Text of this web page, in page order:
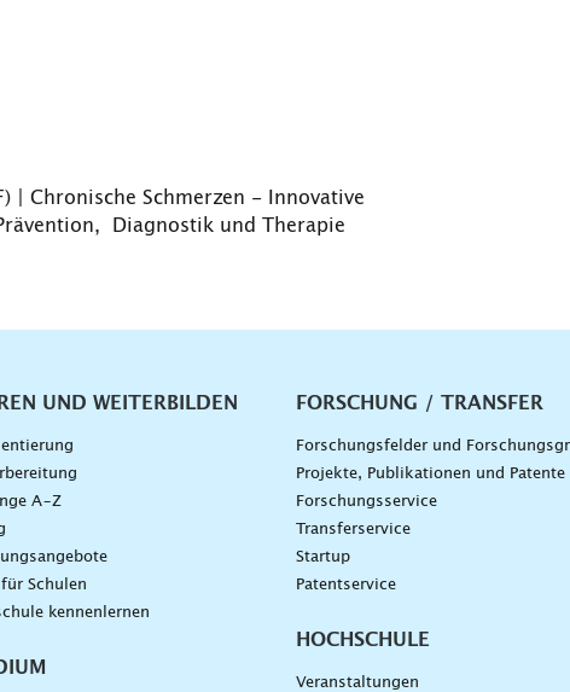
| Chronische Schmerzen - Innovative
Diagnostik und Therapie
UND WEITERBILDEN
A–Z
Schulen
kennenlernen
FORSCHUNG / TRANSFER
Forschungsfelder und
Projekte, Publikationen und Patente
Forschungsservice
Transferservice
Startup
Patentservice
HOCHSCHULE
Veranstaltungen